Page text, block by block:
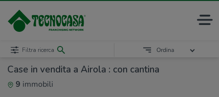
Case in vendita a Airola : con cantina
9 immobili
Filtra ricerca Ordina